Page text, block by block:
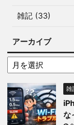
雑記 (33)
アーカイブ
雑
な